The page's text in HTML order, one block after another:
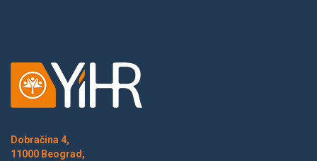
Dobračina 4,
11000 Beograd,